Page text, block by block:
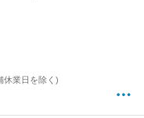
休業日を除く)